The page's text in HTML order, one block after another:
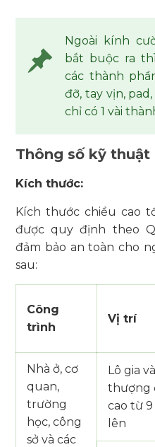
Ngoài kính
bắt buộc ra
các thành
đỡ, tay vịn,
chỉ có 1 vài
Thông số kỹ thuật
Kích thước:
Kích thước chiều cao
được quy định theo
đảm bảo an toàn cho
sau:
Công
trình
Vị trí
Nhà ở, cơ
quan,
trường
học, công
sở và các
Lô gia
thượng
cao từ
lên